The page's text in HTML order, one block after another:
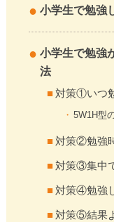
小学生で勉強
小学生で勉強
法
対策①いつ
5W1H型
対策②勉強
対策③集中
対策④勉強
対策⑤結果